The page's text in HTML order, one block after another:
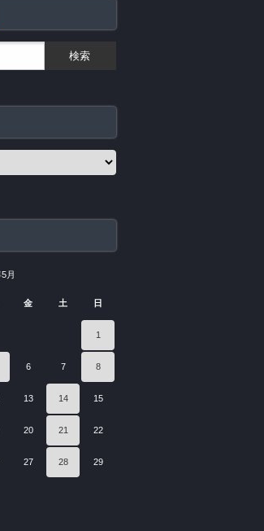
月
金 土 日
1
6 7 8
13 14 15
20 21 22
27 28 29